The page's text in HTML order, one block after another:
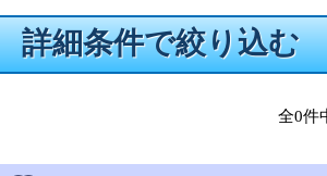
詳細条件で絞り込む
全0